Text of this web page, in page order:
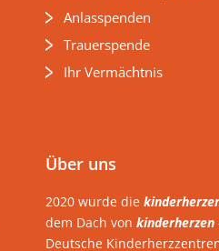
Anlasspenden
Trauerspende
Ihr Vermächtnis
Über uns
2020 wurde die
dem Dach von kinderherzen
Deutsche